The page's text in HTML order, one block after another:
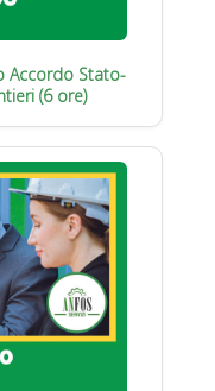
Accordo Stato-
(6 ore)